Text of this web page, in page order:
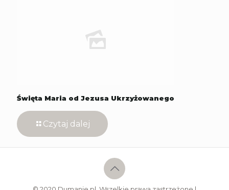
Święta Maria od Jezusa Ukrzyżowanego
Czytaj dalej